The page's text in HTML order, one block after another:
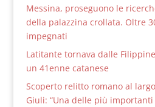
Messina, proseguono le
della palazzina crollata. Oltre
impegnati
Latitante tornava dalle
un 41enne catanese
Scoperto relitto romano al
Giuli: “Una delle più importanti